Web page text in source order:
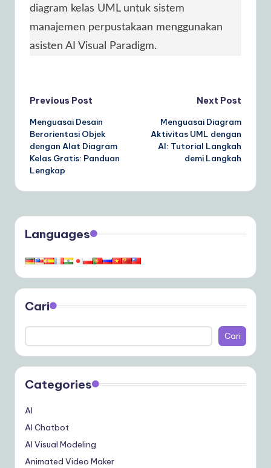
diagram kelas UML untuk sistem
manajemen perpustakaan menggunakan
asisten AI Visual Paradigm.
Post
navigation
Previous Post
Menguasai Desain
Berorientasi Objek
dengan Alat Diagram
Kelas Gratis: Panduan
Lengkap
Next Post
Menguasai Diagram
Aktivitas UML dengan
AI: Tutorial Langkah
demi Langkah
Languages
Cari
Cari
Categories
AI
AI Chatbot
AI Visual Modeling
Animated Video Maker